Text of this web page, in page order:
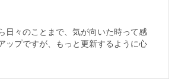
日々のことまで、気が向いた時って感
ップですが、もっと更新するように心